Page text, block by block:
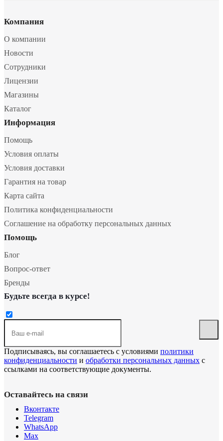
Компания
О компании
Новости
Сотрудники
Лицензии
Магазины
Каталог
Информация
Помощь
Условия оплаты
Условия доставки
Гарантия на товар
Карта сайта
Политика конфиденциальности
Соглашение на обработку персональных данных
Помощь
Блог
Вопрос-ответ
Бренды
Будьте всегда в курсе!
Подписываясь, вы соглашаетесь с условиями политики
конфиденциальности и обработки персональных данных с
ссылками на соответствующие документы.
Оставайтесь на связи
Вконтакте
Telegram
WhatsApp
Max